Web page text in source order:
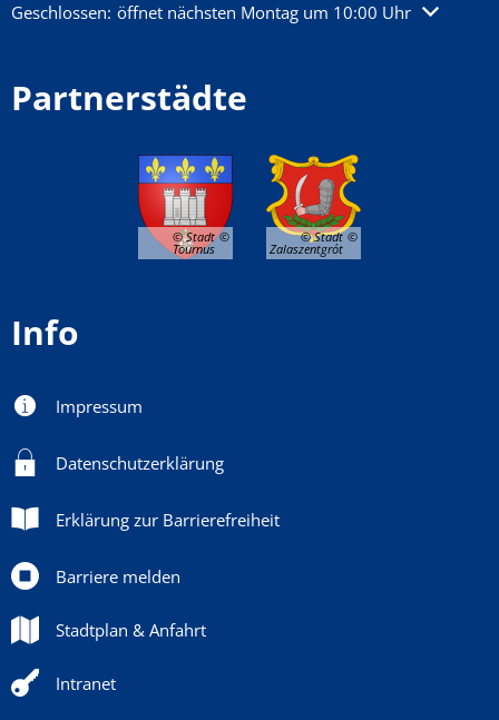
Klicken, um weitere Öffnungs- oder Schließzeiten auszublenden
Geschlossen: öffnet nächsten Montag um 10:00 Uhr
Partnerstädte
© Stadt
Tournus
© Stadt
Zalaszentgrót
Info
Impressum
Datenschutzerklärung
Erklärung zur Barrierefreiheit
Barriere melden
Stadtplan & Anfahrt
Intranet